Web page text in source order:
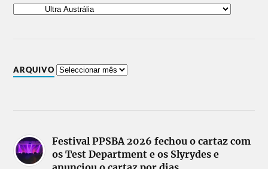
ARQUIVO
Festival PPSBA 2026 fechou o cartaz com
os Test Department e os Slyrydes e